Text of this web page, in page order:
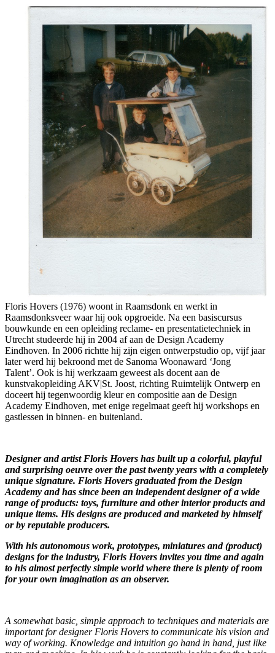
Floris Hovers (1976) woont in Raamsdonk en werkt in
Raamsdonksveer waar hij ook opgroeide. Na een basiscursus
bouwkunde en een opleiding reclame- en presentatietechniek in
Utrecht studeerde hij in 2004 af aan de Design Academy
Eindhoven. In 2006 richtte hij zijn eigen ontwerpstudio op, vijf jaar
later werd hij bekroond met de Sanoma Woonaward ‘Jong
Talent’. Ook is hij werkzaam geweest als docent aan de
kunstvakopleiding AKV|St. Joost, richting Ruimtelijk Ontwerp en
doceert hij tegenwoordig kleur en compositie aan de Design
Academy Eindhoven, met enige regelmaat geeft hij workshops en
gastlessen in binnen- en buitenland.
Designer and artist Floris Hovers has built up a colorful, playful
and surprising oeuvre over the past twenty years with a completely
unique signature. Floris Hovers graduated from the Design
Academy and has since been an independent designer of a wide
range of products: toys, furniture and other interior products and
unique items. His designs are produced and marketed by himself
or by reputable producers.
With his autonomous work, prototypes, miniatures and (product)
designs for the industry, Floris Hovers invites you time and again
to his almost perfectly simple world where there is plenty of room
for your own imagination as an observer.
A somewhat basic, simple approach to techniques and materials are
important for designer Floris Hovers to communicate his vision and
way of working. Knowledge and intuition go hand in hand, just like